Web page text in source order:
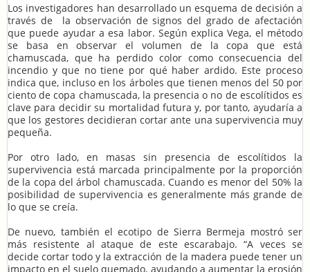
Los investigadores han desarrollado un esquema de decisión a
través de la observación de signos del grado de afectación
que puede ayudar a esa labor. Según explica Vega, el método
se basa en observar el volumen de la copa que está
chamuscada, que ha perdido color como consecuencia del
incendio y que no tiene por qué haber ardido. Este proceso
indica que, incluso en los árboles que tienen menos del 50 por
ciento de copa chamuscada, la presencia o no de escolítidos es
clave para decidir su mortalidad futura y, por tanto, ayudaría a
que los gestores decidieran cortar ante una supervivencia muy
pequeña.
Por otro lado, en masas sin presencia de escolítidos la
supervivencia está marcada principalmente por la proporción
de la copa del árbol chamuscada. Cuando es menor del 50% la
posibilidad de supervivencia es generalmente más grande de
lo que se creía.
De nuevo, también el ecotipo de Sierra Bermeja mostró ser
más resistente al ataque de este escarabajo. “A veces se
decide cortar todo y la extracción de la madera puede tener un
impacto en el suelo quemado, ayudando a aumentar la erosión